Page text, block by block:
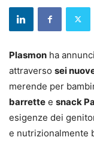
Plasmon ha
attraverso sei
merende per
barrette e snack
esigenze dei
e nutrizionalmente